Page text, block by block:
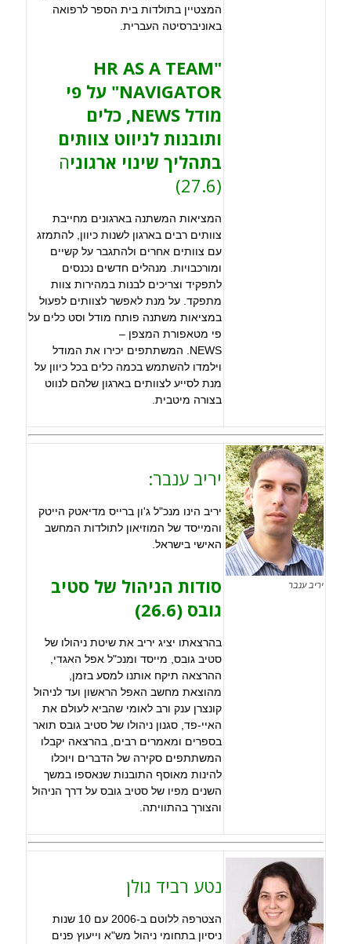
המצטיין בתולדות בית הספר לרפואה
באוניברסיטה העברית.
"HR AS A TEAM
NAVIGATOR" על פי
מודל NEWS, כלים
ותובנות לניווט צוותים
בתהליך שינוי ארגוניה
(27.6)
המציאות המשתנה בארגונים מחייבת
צוותים רבים בארגון לשנות כיוון, להתמזג
עם צוותים אחרים ולהתגבר על קשיים
ומורכבויות. מנהלים חדשים נכנסים
לתפקיד וצריכים לבנות במהירות צוות
מתפקד. על מנת לאפשר לצוותים לפעול
במציאות משתנה פותח מודל וסט כלים על
פי מטאפורת המצפן –
NEWS. המשתתפים יכירו את המודל
וילמדו להשתמש בכמה כלים בכל כיוון על
מנת לסייע לצוותים בארגון שלהם לנווט
בצורה מיטבית.
יריב ענבר
יריב ענבר:
יריב הינו מנכ"ל ג'ון ברייס מדיאטק הייטק
והמייסד של המוזיאון לתולדות המחשב
האישי בישראל.
סודות הניהול של סטיב
גובס (26.6)
בהרצאתו יציג יריב את שיטת ניהולו של
סטיב גובס, מייסד ומנכ"ל אפל האגדי,
ההרצאה תיקח אותנו למסע בזמן,
מהוצאת מחשב האפל הראשון ועד לניהול
קונצרן ענק ורב לאומי שהביא לעולם את
האיי-פד, סגנון ניהולו של סטיב גובס תואר
בספרים ומאמרים רבים, בהרצאה יקבלו
המשתתפים סקירה של הדברים ויוכלו
להינות מאוסף התובנות שנאספו במשך
השנים מפיו של סטיב גובס על דרך הניהול
והצורך בהתוויתה.
נטע רביד גולן
הצטרפה ללוטם ב-2006 עם 10 שנות
ניסיון בתחומי ניהול מש"א וייעוץ פנים